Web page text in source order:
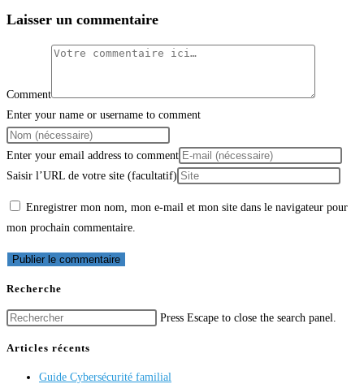
Laisser un commentaire
Comment
Enter your name or username to comment
Enter your email address to comment
Saisir l’URL de votre site (facultatif)
Enregistrer mon nom, mon e-mail et mon site dans le navigateur pour
mon prochain commentaire.
Recherche
Press Escape to close the search panel.
Articles récents
Guide Cybersécurité familial